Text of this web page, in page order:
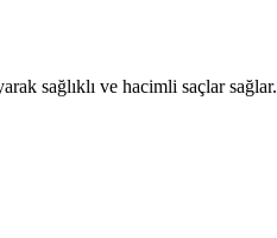
sağlıklı ve hacimli saçlar sağlar.